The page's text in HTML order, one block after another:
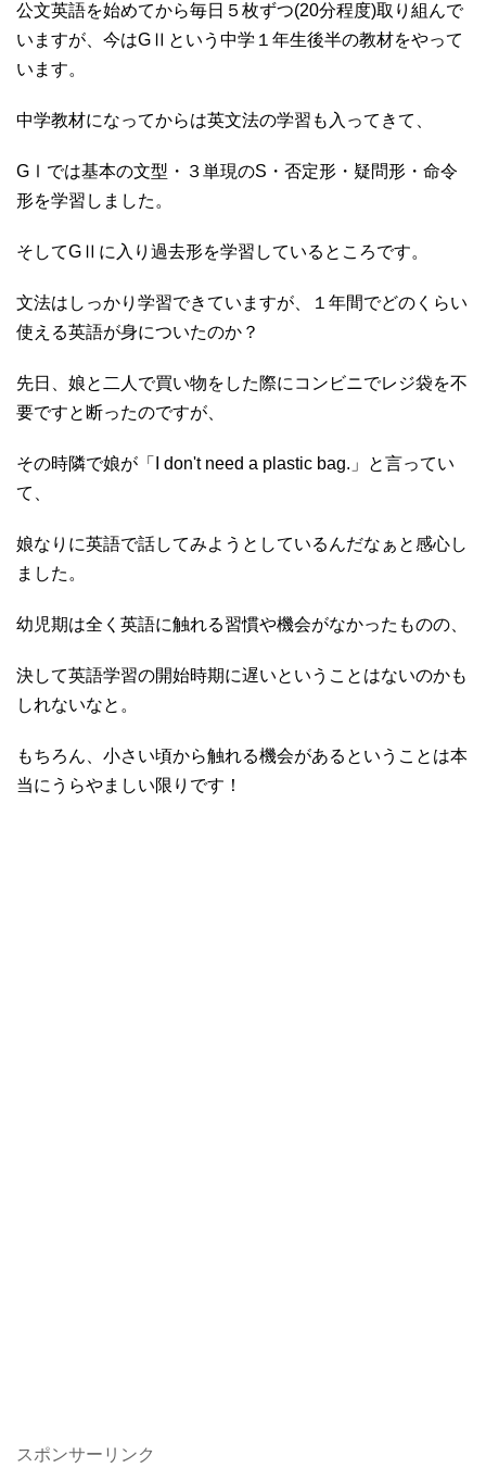
公文英語を始めてから毎日５枚ずつ(20分程度)取り組んで
いますが、今はGⅡという中学１年生後半の教材をやって
います。
中学教材になってからは英文法の学習も入ってきて、
GⅠでは基本の文型・３単現のS・否定形・疑問形・命令
形を学習しました。
そしてGⅡに入り過去形を学習しているところです。
文法はしっかり学習できていますが、１年間でどのくらい
使える英語が身についたのか？
先日、娘と二人で買い物をした際にコンビニでレジ袋を不
要ですと断ったのですが、
その時隣で娘が「I don't need a plastic bag.」と言ってい
て、
娘なりに英語で話してみようとしているんだなぁと感心し
ました。
幼児期は全く英語に触れる習慣や機会がなかったものの、
決して英語学習の開始時期に遅いということはないのかも
しれないなと。
もちろん、小さい頃から触れる機会があるということは本
当にうらやましい限りです！
スポンサーリンク